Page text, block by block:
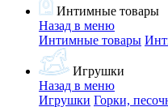
Интимные товары
Назад в меню
Интимные товары
Игрушки
Назад в меню
Игрушки Горки,